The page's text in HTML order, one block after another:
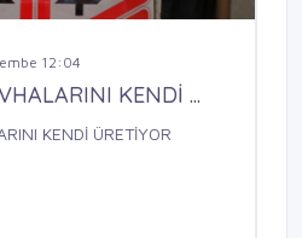
12:04
KENDİ ...
KENDİ ÜRETİYOR